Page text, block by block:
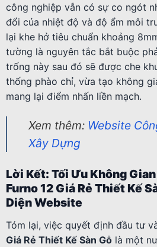
công nghiệp vẫn có sự co ngót
đổi của nhiệt độ và độ ẩm môi
lại khe hở tiêu chuẩn khoảng
tường là nguyên tắc bắt buộc
trống này sau đó sẽ được che
thống phào chỉ, vừa tạo không
mang lại điểm nhấn liền mạch.
Xem thêm: Website
Xây Dựng
Lời Kết: Tối Ưu Không
Furno 12 Giá Rẻ Thiết Kế
Diện Website
Tóm lại, việc quyết định đầu tư
Giá Rẻ Thiết Kế Sàn Gỗ là một